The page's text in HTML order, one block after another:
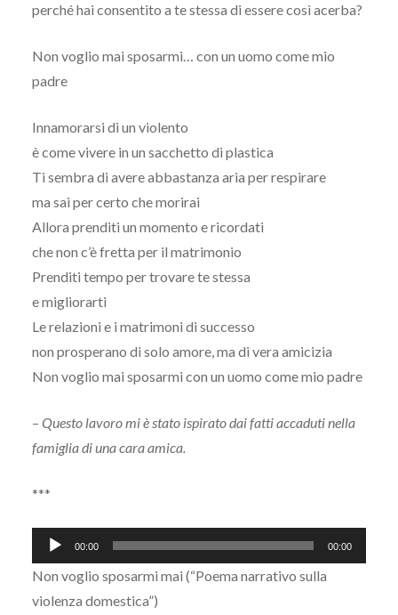
perché hai consentito a te stessa di essere così acerba?
Non voglio mai sposarmi… con un uomo come mio
padre
Innamorarsi di un violento
è come vivere in un sacchetto di plastica
Ti sembra di avere abbastanza aria per respirare
ma sai per certo che morirai
Allora prenditi un momento e ricordati
che non c’è fretta per il matrimonio
Prenditi tempo per trovare te stessa
e migliorarti
Le relazioni e i matrimoni di successo
non prosperano di solo amore, ma di vera amicizia
Non voglio mai sposarmi con un uomo come mio padre
– Questo lavoro mi è stato ispirato dai fatti accaduti nella
famiglia di una cara amica.
***
Audio
Player
00:00 00:00
Non voglio sposarmi mai (“Poema narrativo sulla
violenza domestica”)